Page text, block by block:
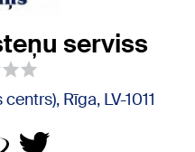
serviss
Rīga, LV-1011